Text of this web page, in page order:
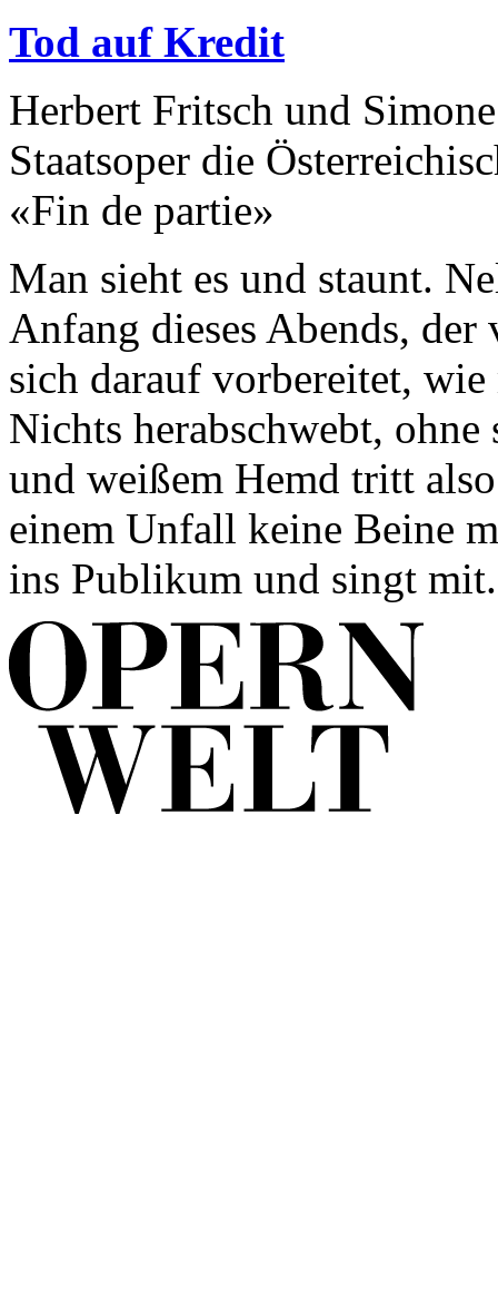
Tod auf Kredit
Herbert Fritsch und
Staatsoper die
«Fin de partie»
Man sieht es und staunt.
Anfang dieses Abends,
sich darauf vorbereitet,
Nichts herabschwebt,
und weißem Hemd tritt
einem Unfall keine Beine
ins Publikum und singt